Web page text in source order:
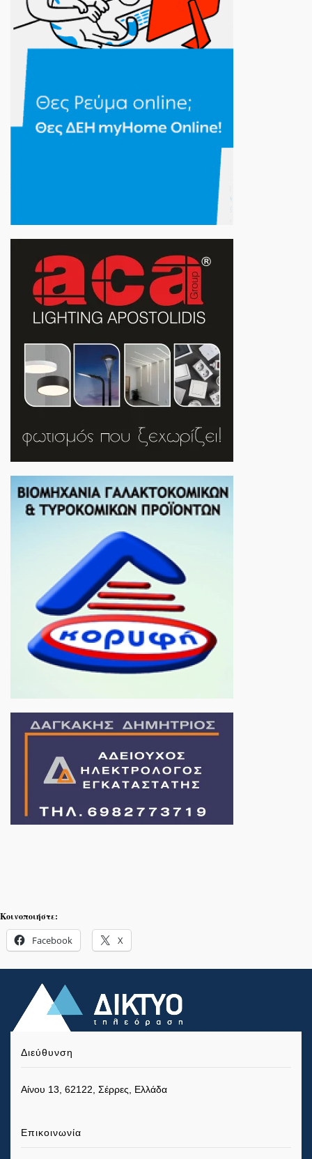
Κοινοποιήστε:
Facebook X
Διεύθυνση
Αίνου 13, 62122, Σέρρες, Ελλάδα
Επικοινωνία